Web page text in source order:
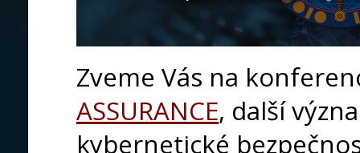
Zveme Vás na
ASSURANCE, další
kybernetické